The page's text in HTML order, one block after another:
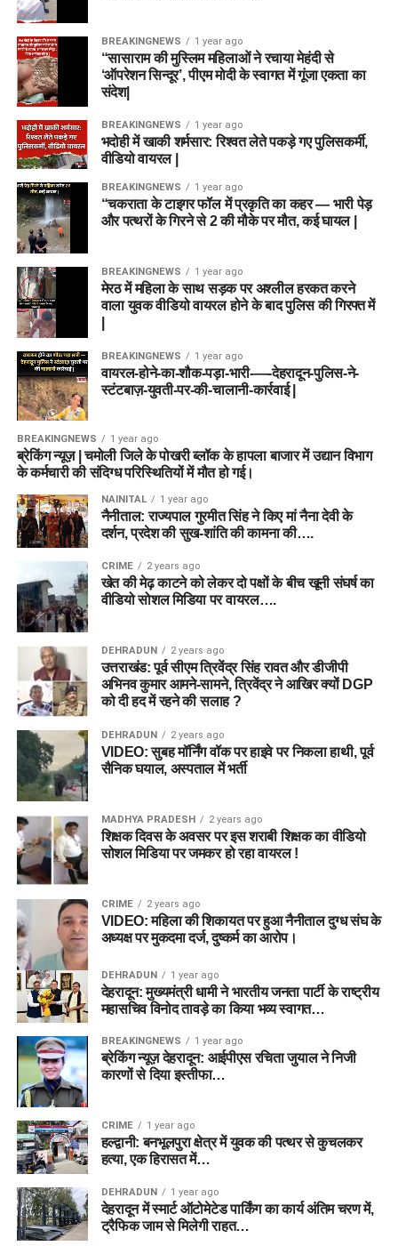
BREAKINGNEWS 1 year ago
“सासाराम की मुस्लिम महिलाओं ने रचाया मेहंदी से
‘ऑपरेशन सिन्दूर’, पीएम मोदी के स्वागत में गूंजा एकता का
संदेश|
BREAKINGNEWS 1 year ago
भदोही में खाकी शर्मसार: रिश्वत लेते पकड़े गए पुलिसकर्मी,
वीडियो वायरल |
BREAKINGNEWS 1 year ago
“चकराता के टाइगर फॉल में प्रकृति का कहर — भारी पेड़
और पत्थरों के गिरने से 2 की मौके पर मौत, कई घायल |
BREAKINGNEWS 1 year ago
मेरठ में महिला के साथ सड़क पर अश्लील हरकत करने
वाला युवक वीडियो वायरल होने के बाद पुलिस की गिरफ्त में
BREAKINGNEWS 1 year ago
वायरल-होने-का-शौक-पड़ा-भारी-—-देहरादून-पुलिस-ने-
स्टंटबाज़-युवती-पर-की-चालानी-कार्रवाई |
BREAKINGNEWS 1 year ago
ब्रेकिंग न्यूज़ | चमोली जिले के पोखरी ब्लॉक के हापला बाजार में उद्यान विभाग
के कर्मचारी की संदिग्ध परिस्थितियों में मौत हो गई।
NAINITAL 1 year ago
नैनीताल: राज्यपाल गुरमीत सिंह ने किए मां नैना देवी के
दर्शन, प्रदेश की सुख-शांति की कामना की….
CRIME 2 years ago
खेत की मेढ़ काटने को लेकर दो पक्षों के बीच खूनी संघर्ष का
वीडियो सोशल मिडिया पर वायरल….
DEHRADUN 2 years ago
उत्तराखंड: पूर्व सीएम त्रिवेंद्र सिंह रावत और डीजीपी
अभिनव कुमार आमने-सामने, त्रिवेंद्र ने आखिर क्यों DGP
को दी हद में रहने की सलाह ?
DEHRADUN 2 years ago
VIDEO: सुबह मॉर्निंग वॉक पर हाइवे पर निकला हाथी, पूर्व
सैनिक घयाल, अस्पताल में भर्ती
MADHYA PRADESH 2 years ago
शिक्षक दिवस के अवसर पर इस शराबी शिक्षक का वीडियो
सोशल मिडिया पर जमकर हो रहा वायरल !
CRIME 2 years ago
VIDEO: महिला की शिकायत पर हुआ नैनीताल दुग्ध संघ के
अध्यक्ष पर मुकदमा दर्ज, दुष्कर्म का आरोप।
DEHRADUN 1 year ago
देहरादून: मुख्यमंत्री धामी ने भारतीय जनता पार्टी के राष्ट्रीय
महासचिव विनोद तावड़े का किया भव्य स्वागत…
BREAKINGNEWS 1 year ago
ब्रेकिंग न्यूज़ देहरादून: आईपीएस रचिता जुयाल ने निजी
कारणों से दिया इस्तीफा…
CRIME 1 year ago
हल्द्वानी: बनभूलपुरा क्षेत्र में युवक की पत्थर से कुचलकर
हत्या, एक हिरासत में…
DEHRADUN 1 year ago
देहरादून में स्मार्ट ऑटोमेटेड पार्किंग का कार्य अंतिम चरण में,
ट्रैफिक जाम से मिलेगी राहत…